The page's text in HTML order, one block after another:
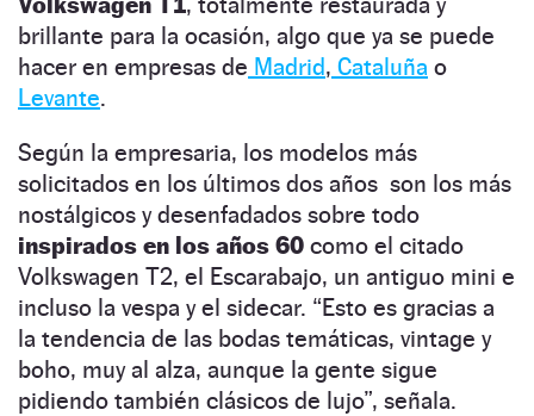
brillante para la ocasión, algo que ya se puede
hacer en empresas de Madrid, Cataluña o
Levante.
Según la empresaria, los modelos más
solicitados en los últimos dos años son los más
nostálgicos y desenfadados sobre todo
inspirados en los años 60 como el citado
Volkswagen T2, el Escarabajo, un antiguo mini e
incluso la vespa y el sidecar. “Esto es gracias a
la tendencia de las bodas temáticas, vintage y
boho, muy al alza, aunque la gente sigue
pidiendo también clásicos de lujo”, señala.